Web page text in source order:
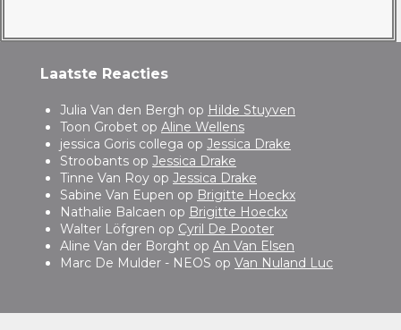
Laatste Reacties
Julia Van den Bergh op Hilde Stuyven
Toon Grobet op Aline Wellens
jessica Goris collega op Jessica Drake
Stroobants op Jessica Drake
Tinne Van Roy op Jessica Drake
Sabine Van Eupen op Brigitte Hoeckx
Nathalie Balcaen op Brigitte Hoeckx
Walter Löfgren op Cyril De Pooter
Aline Van der Borght op An Van Elsen
Marc De Mulder - NEOS op Van Nuland Luc